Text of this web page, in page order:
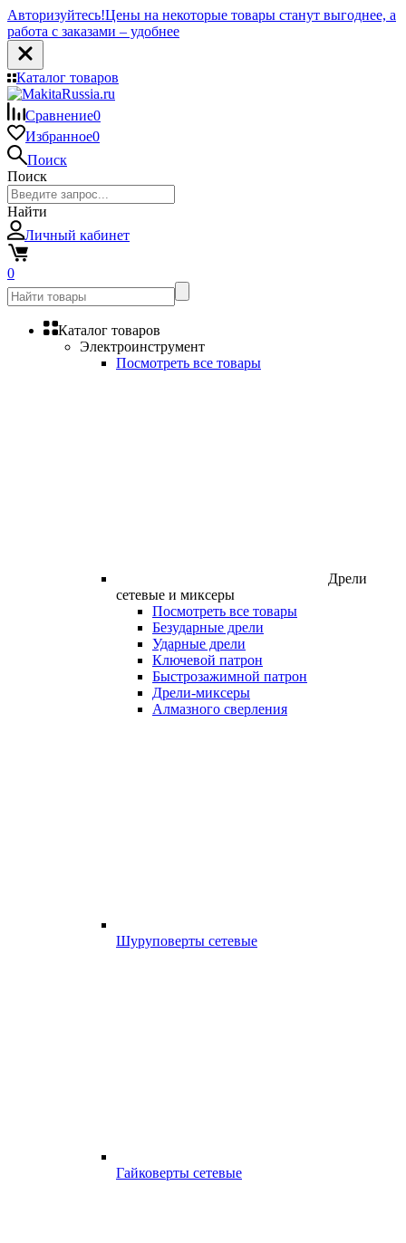
Авторизуйтесь!Цены на некоторые товары станут выгоднее, а
работа с заказами – удобнее
Каталог товаров
Сравнение0
Избранное0
Поиск
Поиск
Найти
Личный кабинет
0
Каталог товаров
Электроинструмент
Посмотреть все товары
Дрели
сетевые и миксеры
Посмотреть все товары
Безударные дрели
Ударные дрели
Ключевой патрон
Быстрозажимной патрон
Дрели-миксеры
Алмазного сверления
Шуруповерты сетевые
Гайковерты сетевые